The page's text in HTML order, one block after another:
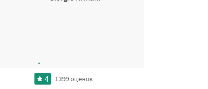
4 1399 оценок